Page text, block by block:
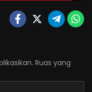
Ruas yang